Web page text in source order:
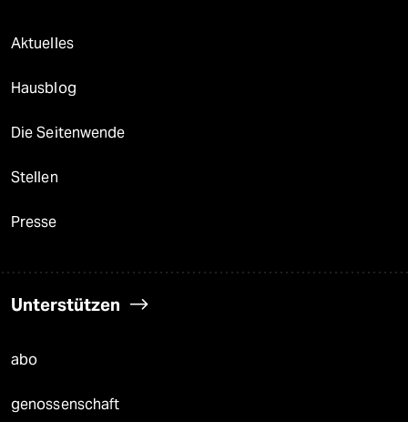
Aktuelles
Hausblog
Die Seitenwende
Stellen
Presse
Unterstützen
abo
genossenschaft